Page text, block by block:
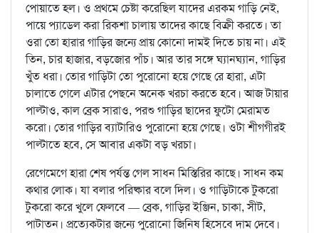
পোয়াতে হল। ও প্রথমে চেষ্টা করেছিল যাদের এরকম গাড়ি নেই,
পায়ে প্যাডেল করা রিকশা চালায় তাদের কাছে বিক্রী করতে। তা
ওরা তো হারার গাড়ির জন্যে প্রায় কোনো দামই দিতে চায় না। এই
তিন, চার হাজার, বড়জোর পাঁচ। আর তার সঙ্গে ঘ্যানঘ্যান, গাড়ির
খুঁত ধরা। তোর গাড়িটা তো পুরোনো হয়ে গেছে রে হারা, এটা
চালাতে গেলে এটার পেছনে অনেক খরচা করতে হবে। আজ টায়ার
পাল্টাও, কাল ব্রেক সারাও, পরশু গাড়ির ছাদের ফুটো মেরামত
করো। তোর গাড়ির ব্যাটারিও পুরোনো হয়ে গেছে। ওটা শীগগীরই
পাল্টাতে হবে, সে আবার একটা বড় খরচা।
রেগেমেগে হারা শেষ পর্যন্ত গেল সাধন মিস্তিরির কাছে। সাধন কম
কথার লোক। যা বলার পরিষ্কার বলে দিল। ও গাড়িটাকে টুকরো
টুকরো করে খুলে ফেলবে — ব্রেক, গাড়ির ইঞ্জিন, চাকা, সীট,
পাটাতন। প্রত্যেকটার জন্যে পুরোনো জিনিষ হিসেবে দাম দেবে।